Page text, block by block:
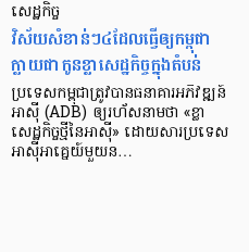
សេដ្ឋកិច្ច​
វិស័យ​សំខាន់ៗ​៤​ដែល​ធ្វើ​ឲ្យ​កម្ពុជា​
ក្លាយ​ជា​កូន​ខ្លា​សេដ្ឋកិច្ច​ក្នុង​តំបន់
ប្រទេស​កម្ពុជា​ត្រូវ​បាន​ធនាគារ​អភិវឌ្ឍន៍​
អាស៊ី (ADB) ឲ្យ​រហ័ស​នាមថា «ខ្លា​
សេដ្ឋកិច្ច​ថ្មី​នៃ​អាស៊ី» ដោយសារ​ប្រទេស​
អាស៊ី​អាគ្នេយ៍​មួយ​ន…